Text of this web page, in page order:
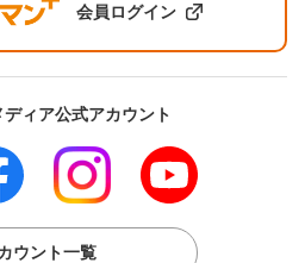
会員ログイン
ディア公式アカウント
ウント一覧